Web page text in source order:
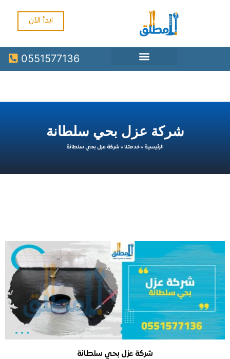
0551577136
شركة عزل بحي سلطانة
خدمتنا»شركة عزل بحي سلطانة
شركة عزل بحي سلطانة